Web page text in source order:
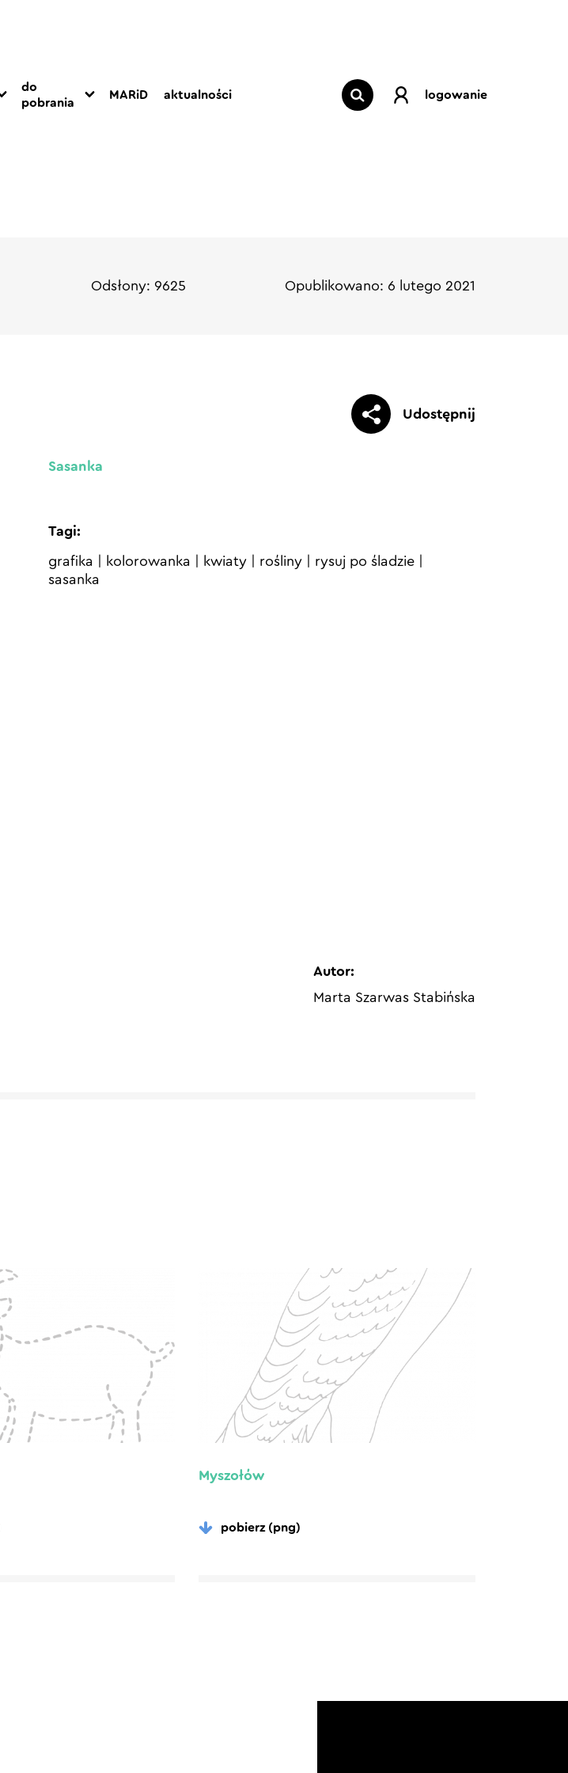
do
pobrania
MARiD aktualności logowanie
Odsłony: 9625 Opublikowano: 6 lutego 2021
Udostępnij
Sasanka
Tagi:
grafika kolorowanka kwiaty rośliny rysuj po śladzie
sasanka
Autor:
Marta Szarwas Stabińska
Myszołów
pobierz (png)